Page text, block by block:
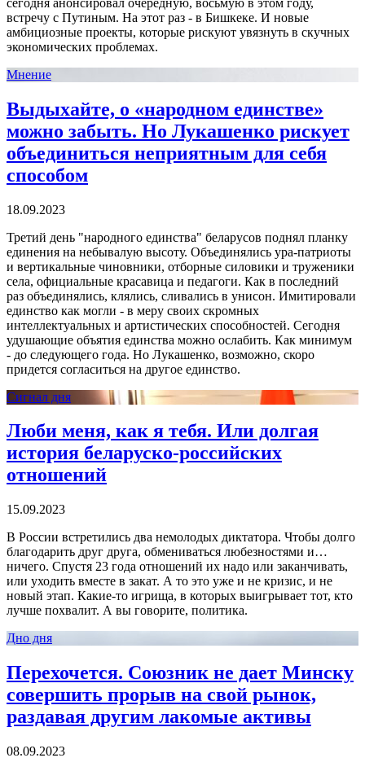
встречу с Путиным. На этот раз - в Бишкеке. И новые
амбициозные проекты, которые рискуют увязнуть в скучных
экономических проблемах.
Мнение
Выдыхайте, о «народном единстве»
можно забыть. Но Лукашенко рискует
объединиться неприятным для себя
способом
18.09.2023
Третий день "народного единства" беларусов поднял планку
единения на небывалую высоту. Объединялись ура-патриоты
и вертикальные чиновники, отборные силовики и труженики
села, официальные красавица и педагоги. Как в последний
раз объединялись, клялись, сливались в унисон. Имитировали
единство как могли - в меру своих скромных
интеллектуальных и артистических способностей. Сегодня
удушающие объятия единства можно ослабить. Как минимум
- до следующего года. Но Лукашенко, возможно, скоро
придется согласиться на другое единство.
Сигнал дня
Люби меня, как я тебя. Или долгая
история беларуско-российских
отношений
15.09.2023
В России встретились два немолодых диктатора. Чтобы долго
благодарить друг друга, обмениваться любезностями и…
ничего. Спустя 23 года отношений их надо или заканчивать,
или уходить вместе в закат. А то это уже и не кризис, и не
новый этап. Какие-то игрища, в которых выигрывает тот, кто
лучше похвалит. А вы говорите, политика.
Дно дня
Перехочется. Союзник не дает Минску
совершить прорыв на свой рынок,
раздавая другим лакомые активы
08.09.2023